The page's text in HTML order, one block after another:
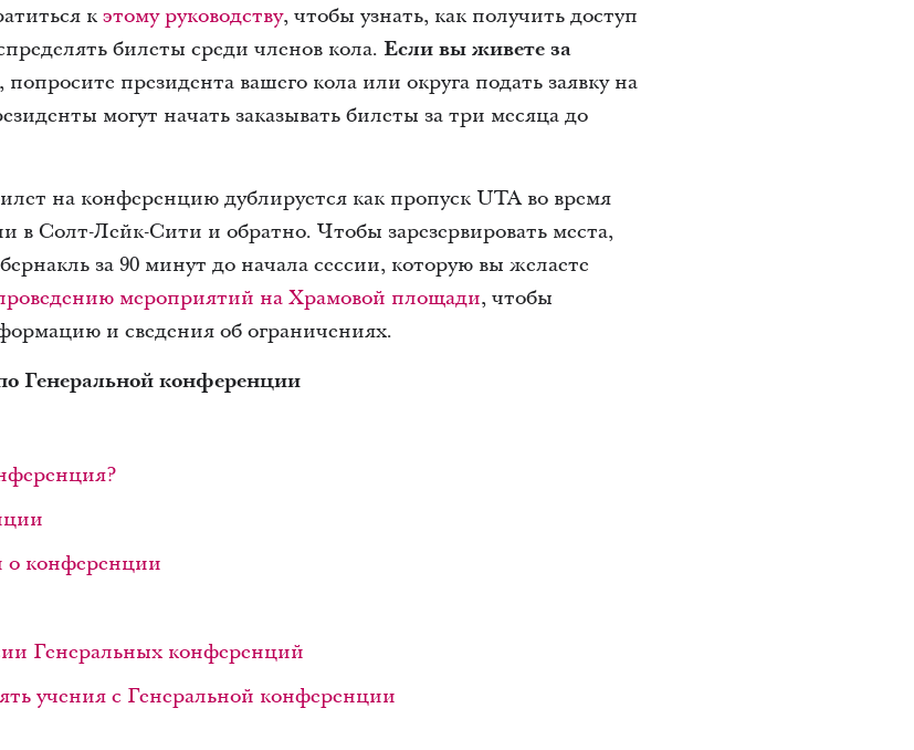
к этому руководству, чтобы узнать, как получить доступ
билеты среди членов кола. Если вы живете за
попросите президента вашего кола или округа подать заявку на
могут начать заказывать билеты за три месяца до
на конференцию дублируется как пропуск UTA во время
в Солт-Лейк-Сити и обратно. Чтобы зарезервировать места,
за 90 минут до начала сессии, которую вы желаете
мероприятий на Храмовой площади, чтобы
и сведения об ограничениях.
Генеральной конференции
о конференции
Генеральных конференций
учения с Генеральной конференции